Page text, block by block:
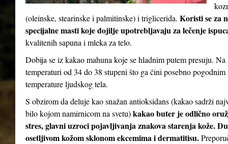
(oleinske, stearinske i palmitinske) i triglicerida. Koristi se za
specijalne masti koje dojilje upotrebljavaju za lečenje
kvalitenih sapuna i mleka za telo.
Dobija se iz kakao mahuna koje se hladnim putem presuju.
temperaturi od 34 do 38 stupeni što ga čini posebno
temperature ljudskog tela.
S obzirom da deluje kao snažan antioksidans (kakao sadrži
bilo kojom namirnicom na svetu)kakao buter je odlično
stres, glavni uzroci pojavljivanja znakova starenja kože.
osetljivom kožom sklonom ekcemima i dermatitisu.